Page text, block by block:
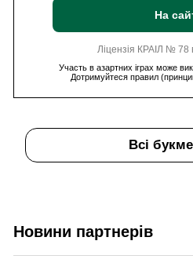
На
Ліцензія КРАІЛ № 78
Участь в азартних іграх може
Дотримуйтеся правил
Всі